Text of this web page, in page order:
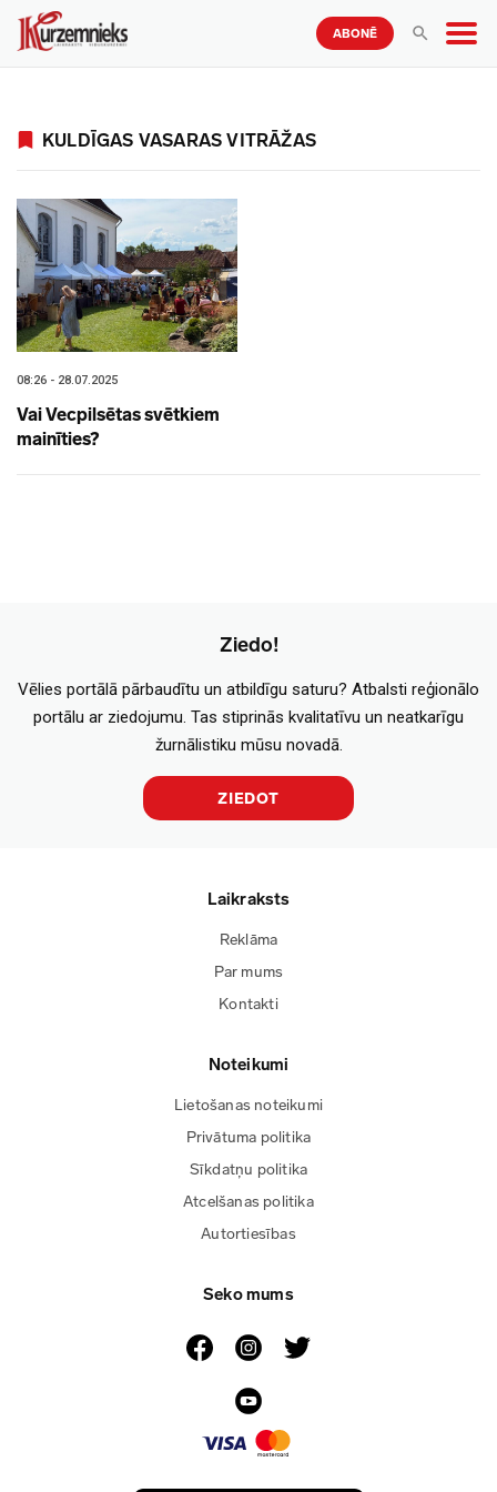
ABONĒ
KULDĪGAS VASARAS VITRĀŽAS
08:26 - 28.07.2025
Vai Vecpilsētas svētkiem
mainīties?
Ziedo!
Vēlies portālā pārbaudītu un atbildīgu saturu? Atbalsti reģionālo
portālu ar ziedojumu. Tas stiprinās kvalitatīvu un neatkarīgu
žurnālistiku mūsu novadā.
ZIEDOT
Laikraksts
Reklāma
Par mums
Kontakti
Noteikumi
Lietošanas noteikumi
Privātuma politika
Sīkdatņu politika
Atcelšanas politika
Autortiesības
Seko mums